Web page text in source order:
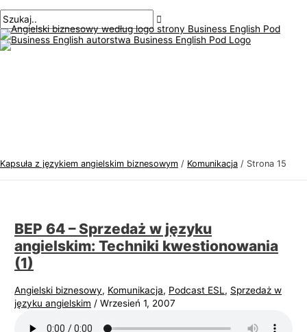
do
treści
główne
Kapsuła z językiem angielskim biznesowym / Komunikacja / Strona 15
BEP 64 – Sprzedaż w języku
angielskim: Techniki kwestionowania
(1)
Angielski biznesowy, Komunikacja, Podcast ESL , Sprzedaż w
języku angielskim /Wrzesień 1, 2007
postów
T
e
m
k
a
a
n
g
S
z
u